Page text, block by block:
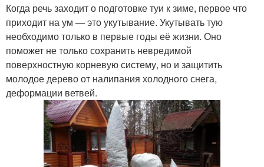
Когда речь заходит о подготовке туи к зиме, первое что
приходит на ум — это укутывание. Укутывать тую
необходимо только в первые годы её жизни. Оно
поможет не только сохранить невредимой
поверхностную корневую систему, но и защитить
молодое дерево от налипания холодного снега,
деформации ветвей.